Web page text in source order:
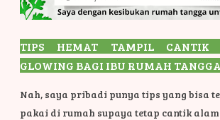
TIPS HEMAT TAMPIL
GLOWING BAGI IBU RUMAH TANGGA
Nah, saya pribadi punya tips yang bisa
pakai di rumah supaya tetap cantik